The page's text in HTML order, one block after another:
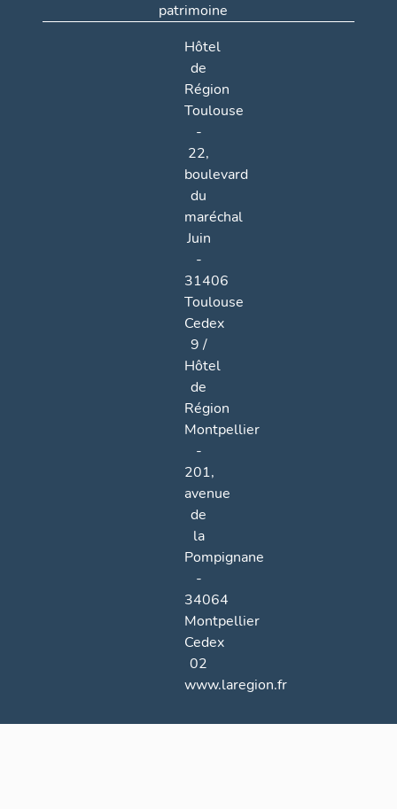
patrimoine
Hôtel
de
Région
Toulouse
-
22,
boulevard
du
maréchal
Juin
-
31406
Toulouse
Cedex
9 /
Hôtel
de
Région
Montpellier
-
201,
avenue
de
la
Pompignane
-
34064
Montpellier
Cedex
02
www.laregion.fr